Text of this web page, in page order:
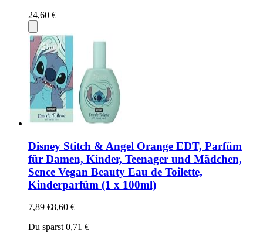
24,60 €
Disney Stitch & Angel Orange EDT, Parfüm
für Damen, Kinder, Teenager und Mädchen,
Sence Vegan Beauty Eau de Toilette,
Kinderparfüm (1 x 100ml)
7,89 €8,60 €
Du sparst 0,71 €